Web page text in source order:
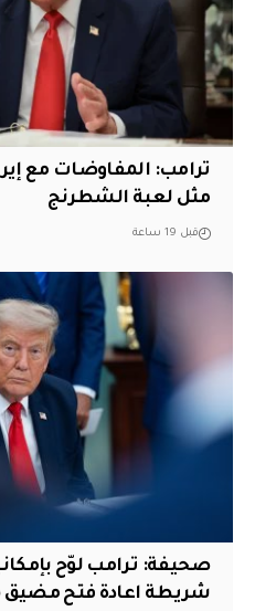
‏ترامب: المفاوضات مع
مثل لعبة الشطرنج
قبل 19 ساعة
صحيفة: ترامب لوّح
شريطة اعادة فتح مضيق